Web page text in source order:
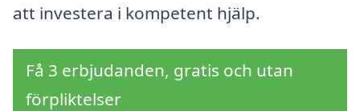
att investera i kompetent hjälp.
Få 3 erbjudanden, gratis och utan
förpliktelser